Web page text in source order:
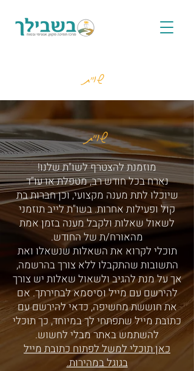
שו"ת
שו"ת
מוזמנת להצטרף לשו"ת שלנו!
נארח בכל חודש רב, מטפלת או עו"ד
שיוכלו לתת מענה מקצועי, וכן חברות בת
קול ופעילות אחרות. בשו"ת לייב תוזמני
לשאול שאלות ולקבל מענה בזמן אמת
מהאורח/ת של החודש.
תוכלי לקרוא את השאלות שנשאלו ואת
התשובות שהתקבלו ללא צורך בהרשמה,
אך על מנת להגיב ולשאול שאלות יש צורך
להירשם עם מייל וסיסמא לבחירתך. אם
את חוששת מחשיפה, כדאי להירשם עם
כתובת מייל שתפתחי לך במיוחד, כך תוכלי
להשתמש באתר מבלי לחשוש.
כאן תוכלי למשל לפתוח כתובת מייל
בגוגל במהירות.